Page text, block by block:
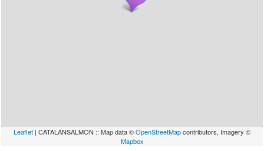
Leaflet | CATALANSALMON :: Map data ©OpenStreetMapcontributors, Imagery ©
Mapbox